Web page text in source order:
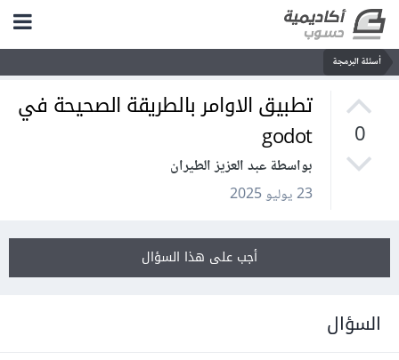
أسئلة البرمجة
0
تطبيق الاوامر بالطريقة الصحيحة في
godot
بواسطة عبد العزيز الطيران
23 يوليو 2025
أجب على هذا السؤال
السؤال